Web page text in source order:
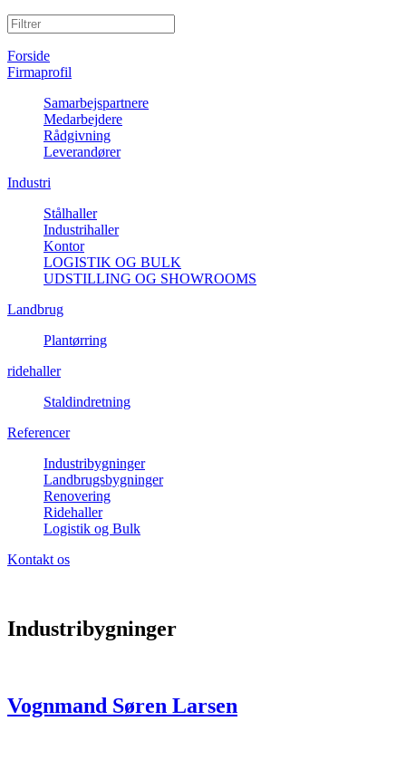
Forside
Firmaprofil
Samarbejspartnere
Medarbejdere
Rådgivning
Leverandører
Industri
Stålhaller
Industrihaller
Kontor
LOGISTIK OG BULK
UDSTILLING OG SHOWROOMS
Landbrug
Plantørring
ridehaller
Staldindretning
Referencer
Industribygninger
Landbrugsbygninger
Renovering
Ridehaller
Logistik og Bulk
Kontakt os
Industribygninger
Vognmand Søren Larsen